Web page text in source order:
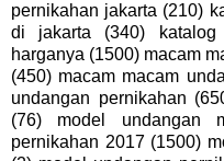
pernikahan jakarta (210)
di jakarta (340) katalog
harganya (1500) macam
(450) macam macam
undangan pernikahan
(76) model undangan
pernikahan 2017 (1500)